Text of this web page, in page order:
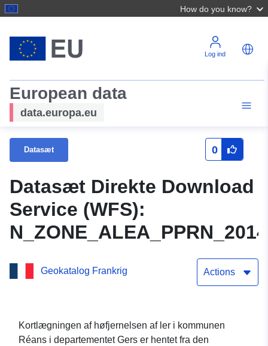
How do you know?
Log ind
European data
data.europa.eu
Datasæt 0
Datasæt Direkte Download
Service (WFS):
Geokatalog Frankrig Actions
Kortlægningen af høfjernelsen af ler i kommunen
Réans i departementet Gers er hentet fra den